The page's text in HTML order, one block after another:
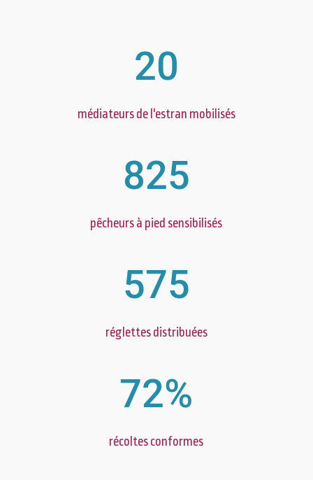
20
médiateurs de l'estran mobilisés
825
pêcheurs à pied sensibilisés
575
réglettes distribuées
72%
récoltes conformes